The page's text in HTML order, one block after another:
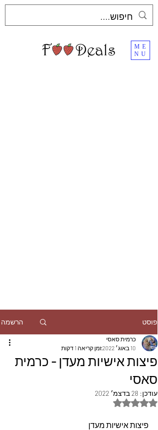
ME
NU
פוסט הרשמה
פיצות אישיות מעדן - כרמית
סאסי
כרמית סאסי
10 באוג׳ 2022
זמן קריאה 1 דקות
עודכן: 28 בדצמ׳ 2022
דירוג של NaN מתוך 5 כוכבים
פיצות אישיות מעדן